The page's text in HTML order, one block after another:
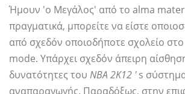
Ήμουν 'ο Μεγάλος' από το alma
πραγματικά, μπορείτε να είστε
από σχεδόν οποιοδήποτε σχολείο
mode. Υπάρχει σχεδόν άπειρη
δυνατότητες του NBA 2Κ12 's
αναπαραγωγής. Παραδόξως, στην